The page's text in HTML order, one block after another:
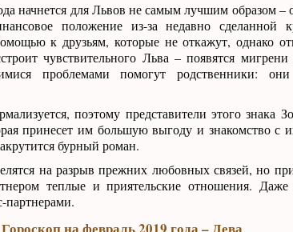
начнется для Львов не самым лучшим образом –
положение из-за недавно сделанной
к друзьям, которые не откажут, однако
чувствительного Льва – появятся
проблемами помогут родственники:
поэтому представители этого знака
принесет им большую выгоду и знакомство с
бурный роман.
на разрыв прежних любовных связей, но
теплые и приятельские отношения.
партнерами.